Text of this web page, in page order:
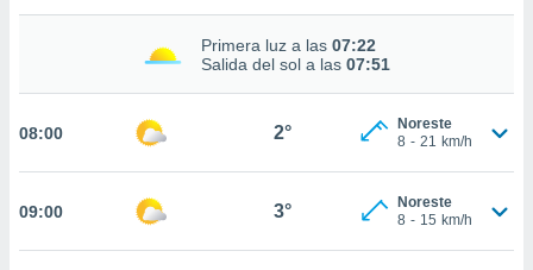
coste.
botón
a la
CONTINUAR
Primera luz a las 07:22
Salida del sol a las 07:51
08:00 2°
Noreste
8 - 21 km/h
09:00 3°
Noreste
8 - 15 km/h